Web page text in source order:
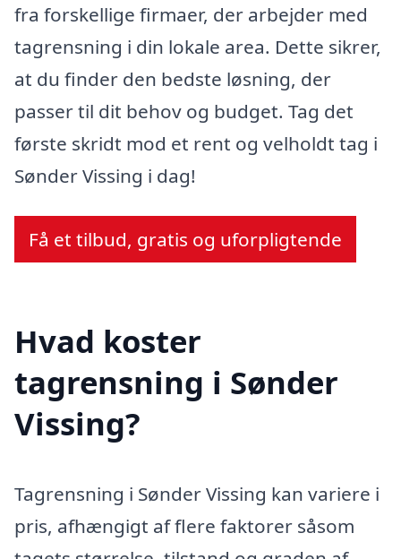
fra forskellige firmaer, der arbejder med
tagrensning i din lokale area. Dette sikrer,
at du finder den bedste løsning, der
passer til dit behov og budget. Tag det
første skridt mod et rent og velholdt tag i
Sønder Vissing i dag!
Få et tilbud, gratis og uforpligtende
Hvad koster
tagrensning i Sønder
Vissing?
Tagrensning i Sønder Vissing kan variere i
pris, afhængigt af flere faktorer såsom